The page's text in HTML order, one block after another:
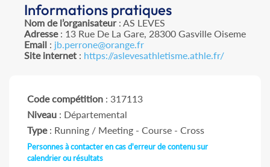
Informations pratiques
Nom de l’organisateur: AS LEVES
Adresse: 13 Rue De La Gare, 28300 Gasville Oiseme
Email : jb.perrone@orange.fr
Site internet : https://aslevesathletisme.athle.fr/
Code compétition : 317113
Niveau : Départemental
Type: Running / Meeting - Course - Cross
Personnes à contacter en cas d'erreur de contenu sur
calendrier ou résultats